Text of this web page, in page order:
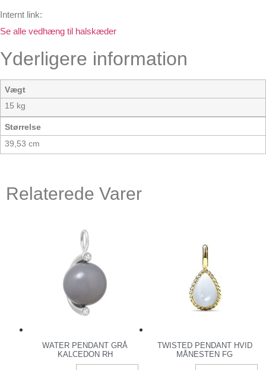
Internt link:
Se alle vedhæng til halskæder
Yderligere information
Vægt
15 kg
Størrelse
39,53 cm
Relaterede Varer
WATER PENDANT GRÅ
KALCEDON RH
TWISTED PENDANT HVID
MÅNESTEN FG